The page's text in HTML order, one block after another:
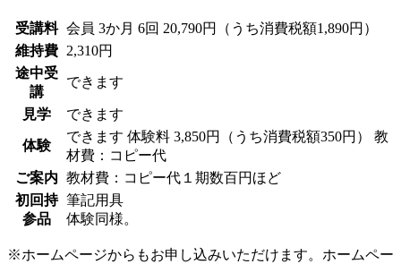
受講料 会員 3か月 6回 20,790円（うち消費税額1,890円）
維持費
2,310円
途中受
講
できます
見学 できます
体験
できます 体験料 3,850円（うち消費税額350円） 教
材費：コピー代
ご案内 教材費：コピー代１期数百円ほど
初回持
参品
筆記用具
体験同様。
※ホームページからもお申し込みいただけます。ホームペー